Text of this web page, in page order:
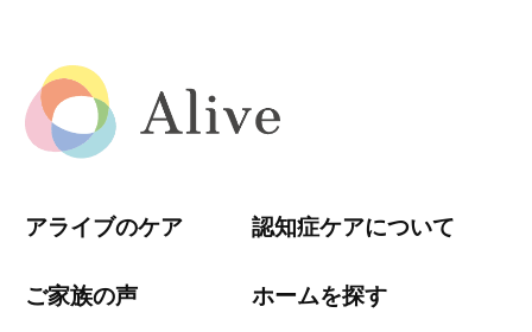
アライブのケア 認知症ケアについて
ご家族の声 ホームを探す